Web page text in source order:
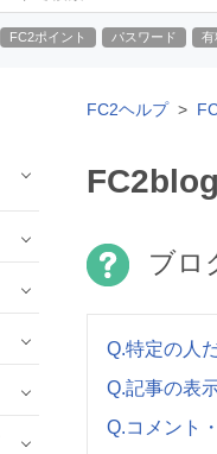
FC2ポイント パスワード 有
FC2ヘルプ
ブロ
Q.特定の人
Q.記事の表
Q.コメント